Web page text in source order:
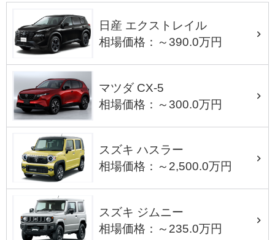
日産 エクストレイル
相場価格：～390.0万円
マツダ CX-5
相場価格：～300.0万円
スズキ ハスラー
相場価格：～2,500.0万円
スズキ ジムニー
相場価格：～235.0万円